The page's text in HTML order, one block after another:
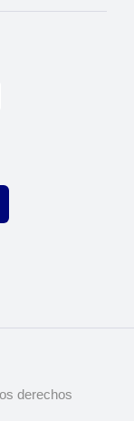
derechos